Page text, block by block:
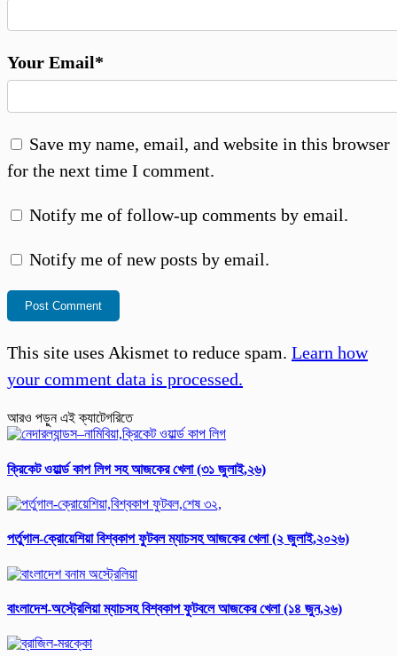
Your Email*
Save my name, email, and website in this browser
for the next time I comment.
Notify me of follow-up comments by email.
Notify me of new posts by email.
This site uses Akismet to reduce spam. Learn how
your comment data is processed.
আরও পড়ুন এই ক্যাটেগরিতে
ক্রিকেট ওয়ার্ল্ড কাপ লিগ সহ আজকের খেলা (৩১ জুলাই,২৬)
পর্তুগাল-ক্রোয়েশিয়া বিশ্বকাপ ফুটবল ম্যাচসহ আজকের খেলা (২ জুলাই,২০২৬)
বাংলাদেশ-অস্ট্রেলিয়া ম্যাচসহ বিশ্ব‌কাপ ফুটবলে আজকের খেলা (১৪ জুন,২৬)